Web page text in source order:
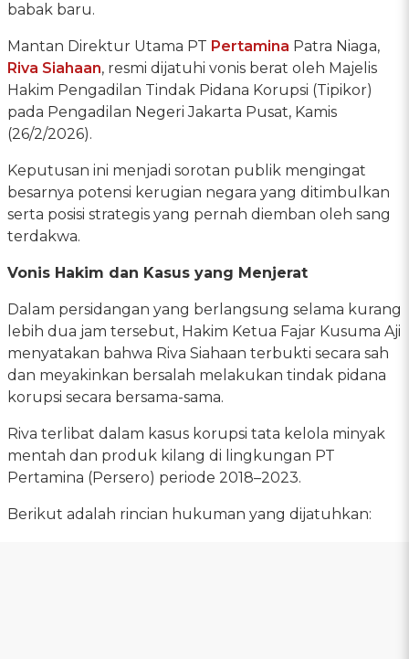
babak baru.
Mantan Direktur Utama PT Pertamina Patra Niaga,
Riva Siahaan, resmi dijatuhi vonis berat oleh Majelis
Hakim Pengadilan Tindak Pidana Korupsi (Tipikor)
pada Pengadilan Negeri Jakarta Pusat, Kamis
(26/2/2026).
Keputusan ini menjadi sorotan publik mengingat
besarnya potensi kerugian negara yang ditimbulkan
serta posisi strategis yang pernah diemban oleh sang
terdakwa.
Vonis Hakim dan Kasus yang Menjerat
Dalam persidangan yang berlangsung selama kurang
lebih dua jam tersebut, Hakim Ketua Fajar Kusuma Aji
menyatakan bahwa Riva Siahaan terbukti secara sah
dan meyakinkan bersalah melakukan tindak pidana
korupsi secara bersama-sama.
Riva terlibat dalam kasus korupsi tata kelola minyak
mentah dan produk kilang di lingkungan PT
Pertamina (Persero) periode 2018–2023.
Berikut adalah rincian hukuman yang dijatuhkan: